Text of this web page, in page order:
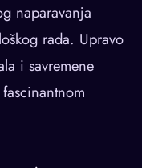
naparavanja
rada. Upravo
i savremene